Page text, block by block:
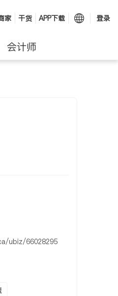
家 干货 APP下载 登录
会计师
ubiz/66028295